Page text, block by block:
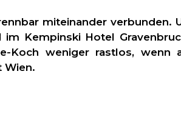
miteinander verbunden.
Kempinski Hotel
Koch weniger rastlos, wenn
Wien.